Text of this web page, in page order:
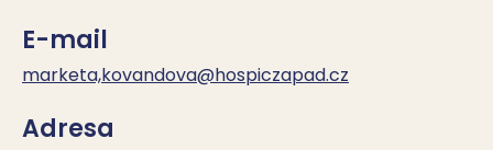
E-mail
marketa,kovandova@hospiczapad.cz
Adresa